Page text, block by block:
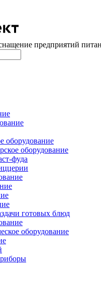
предприятий
оборудование
оборудование
фуда
готовых блюд
оборудование